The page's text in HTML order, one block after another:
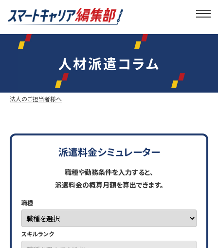
人材派遣コラム
法人のご担当者様へ
派遣料金シミュレーター
職種や勤務条件を入力すると、
派遣料金の概算月額を算出できます。
職種
スキルランク